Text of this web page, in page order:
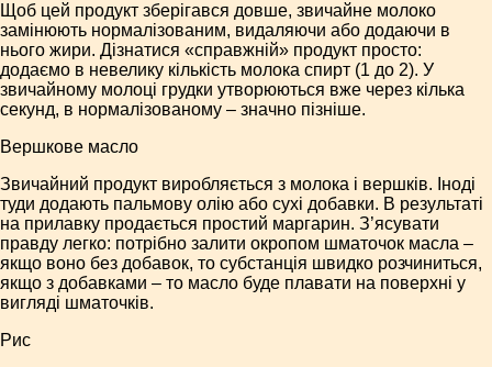
Щоб цей продукт зберігався довше, звичайне молоко
замінюють нормалізованим, видаляючи або додаючи в
нього жири. Дізнатися «справжній» продукт просто:
додаємо в невелику кількість молока спирт (1 до 2). У
звичайному молоці грудки утворюються вже через кілька
секунд, в нормалізованому – значно пізніше.
Вершкове масло
Звичайний продукт виробляється з молока і вершків. Іноді
туди додають пальмову олію або сухі добавки. В результаті
на прилавку продається простий маргарин. З’ясувати
правду легко: потрібно залити окропом шматочок масла –
якщо воно без добавок, то субстанція швидко розчиниться,
якщо з добавками – то масло буде плавати на поверхні у
вигляді шматочків.
Рис